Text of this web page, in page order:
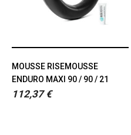
MOUSSE RISEMOUSSE
ENDURO MAXI 90 / 90 / 21
112,37 €